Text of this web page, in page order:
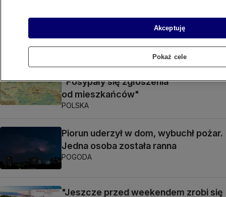
Nietknięty przez ogień dom stoi
ŚWIAT
Podziemny wstrząs na Śląsku.
"Posypały się zgłoszenia
od mieszkańców"
POLSKA
Piorun uderzył w dom, wybuchł pożar.
Jedna osoba została ranna
POGODA
"Jeszcze przed weekendem zrobi się
Akceptuję
Pokaż cele